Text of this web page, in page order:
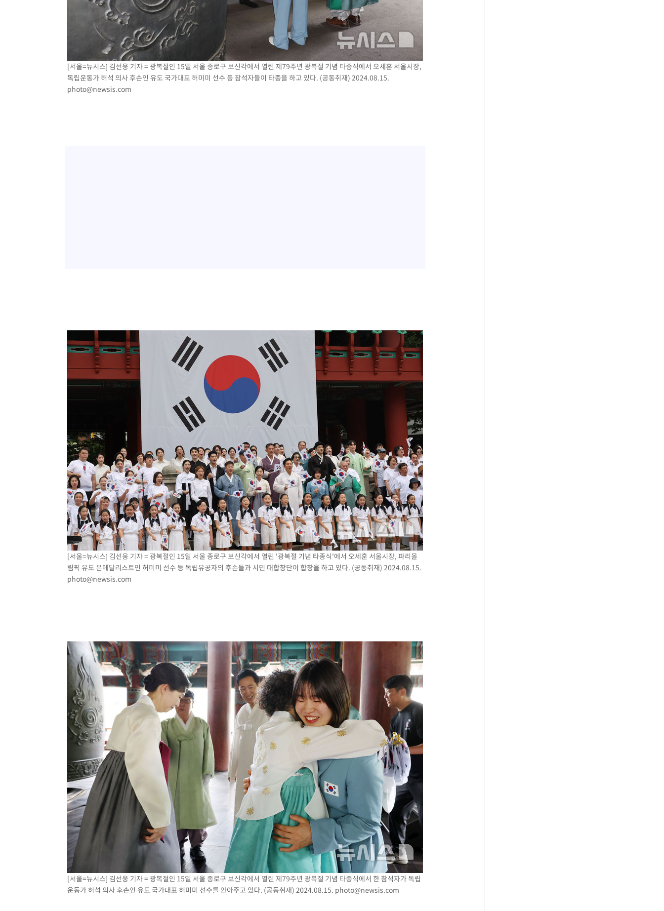
[서울=뉴시스] 김선웅 기자 = 광복절인 15일 서울 종로구 보신각에서 열린 제79주년 광복절 기념 타종식에서 오세훈 서울시장,
독립운동가 허석 의사 후손인 유도 국가대표 허미미 선수 등 참석자들이 타종을 하고 있다. (공동취재) 2024.08.15.
photo@newsis.com
[서울=뉴시스] 김선웅 기자 = 광복절인 15일 서울 종로구 보신각에서 열린 '광복절 기념 타종식'에서 오세훈 서울시장, 파리올
림픽 유도 은메달리스트인 허미미 선수 등 독립유공자의 후손들과 시민 대합창단이 합창을 하고 있다. (공동취재) 2024.08.15.
photo@newsis.com
[서울=뉴시스] 김선웅 기자 = 광복절인 15일 서울 종로구 보신각에서 열린 제79주년 광복절 기념 타종식에서 한 참석자가 독립
운동가 허석 의사 후손인 유도 국가대표 허미미 선수를 안아주고 있다. (공동취재) 2024.08.15. photo@newsis.com